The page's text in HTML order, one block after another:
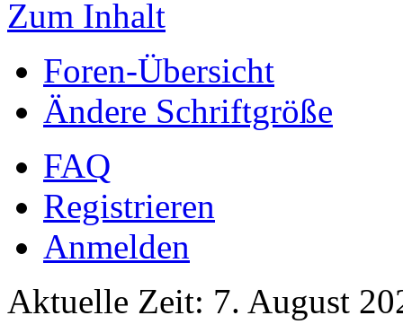
Zum Inhalt
Foren-Übersicht
Ändere Schriftgröße
FAQ
Registrieren
Anmelden
Aktuelle Zeit: 7. August